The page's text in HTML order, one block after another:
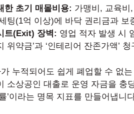
한 초기 매몰비용: 가맹비, 교육비
팅(1억 이상)에 바닥 권리금과
트(Exit) 장벽: 영업 적자 발생 시
위약금’과 ‘인테리어 잔존가액’
누적되어도 쉽게 폐업할 수 없
소상공인 대출로 운영 자금을 충
’이라는 명목 지표를 만들어냅니